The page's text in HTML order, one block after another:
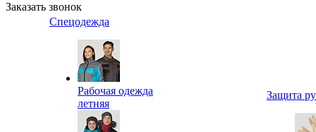
Заказать звонок
Спецодежда
Рабочая одежда
летняя
Защита